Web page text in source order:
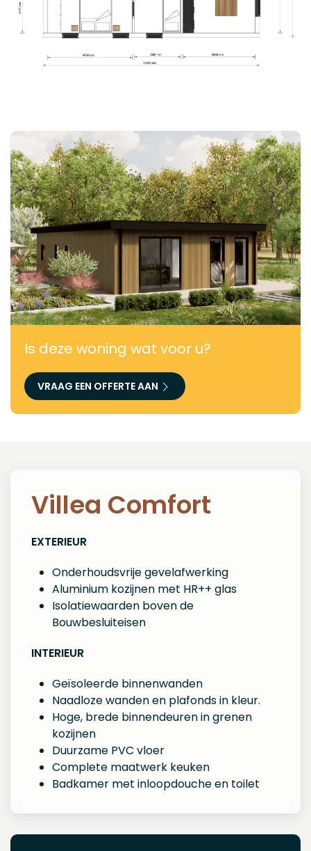
Is deze woning wat voor u?
VRAAG EEN OFFERTE AAN
Villea Comfort
EXTERIEUR
Onderhoudsvrije gevelafwerking
Aluminium kozijnen met HR++ glas
Isolatiewaarden boven de
Bouwbesluiteisen
INTERIEUR
Geïsoleerde binnenwanden
Naadloze wanden en plafonds in kleur.
Hoge, brede binnendeuren in grenen
kozijnen
Duurzame PVC vloer
Complete maatwerk keuken
Badkamer met inloopdouche en toilet